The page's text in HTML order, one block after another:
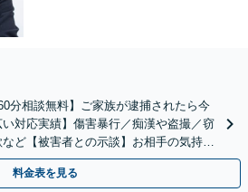
分相談無料】ご家族が逮捕されたら今
対応実績】傷害暴行／痴漢や盗撮／窃
ど【被害者との示談】お相手の気持ち
料金表を見る